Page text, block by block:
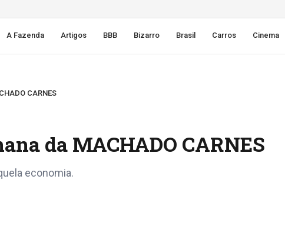
A Fazenda Artigos BBB Bizarro Brasil Carros Cinema
CARNES
da MACHADO CARNES
economia.